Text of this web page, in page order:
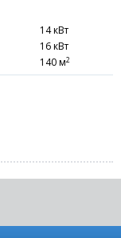
14 кВт
16 кВт
140 м2